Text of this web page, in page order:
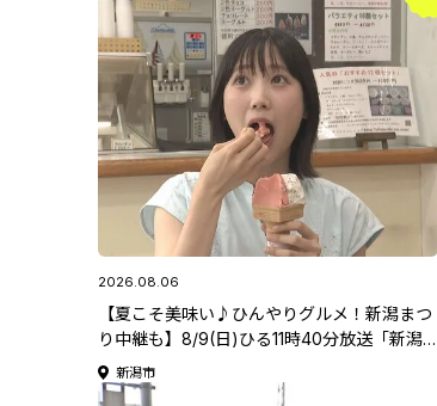
2026.08.06
【夏こそ美味い♪ひんやりグルメ！新潟まつ
り中継も】8/9(日)ひる11時40分放送「新潟
一番サンデープラス」
新潟市